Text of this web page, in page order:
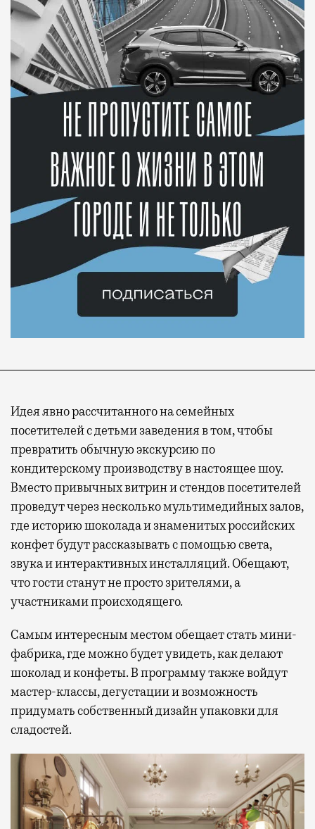
Идея явно рассчитанного на семейных
посетителей с детьми заведения в том, чтобы
превратить обычную экскурсию по
кондитерскому производству в настоящее шоу.
Вместо привычных витрин и стендов посетителей
проведут через несколько мультимедийных залов,
где историю шоколада и знаменитых российских
конфет будут рассказывать с помощью света,
звука и интерактивных инсталляций. Обещают,
что гости станут не просто зрителями, а
участниками происходящего.
Самым интересным местом обещает стать мини-
фабрика, где можно будет увидеть, как делают
шоколад и конфеты. В программу также войдут
мастер-классы, дегустации и возможность
придумать собственный дизайн упаковки для
сладостей.